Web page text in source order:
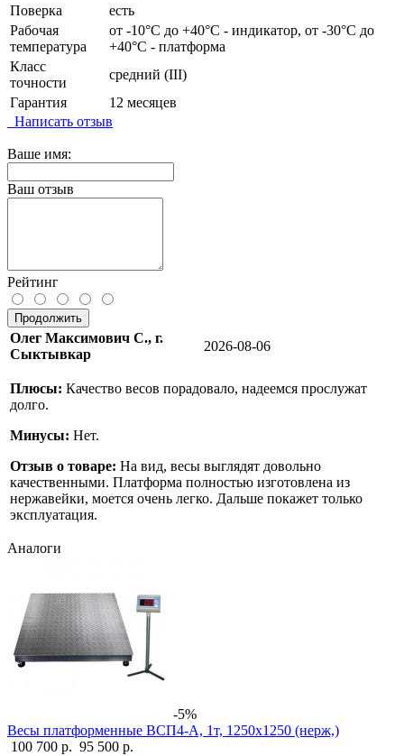
Поверка
есть
Рабочая
температура
от -10°C до +40°C - индикатор, от -30°C до
+40°C - платформа
Класс
точности
средний (III)
Гарантия
12 месяцев
Написать отзыв
Ваше имя:
Ваш отзыв
Рейтинг
Продолжить
Олег Максимович С., г.
Сыктывкар
2026-08-06
Плюсы: Качество весов порадовало, надеемся прослужат
долго.
Минусы: Нет.
Отзыв о товаре: На вид, весы выглядят довольно
качественными. Платформа полностью изготовлена из
нержавейки, моется очень легко. Дальше покажет только
эксплуатация.
Аналоги
-5%
Весы платформенные ВСП4-А, 1т, 1250х1250 (нерж,)
100 700 р. 95 500 р.